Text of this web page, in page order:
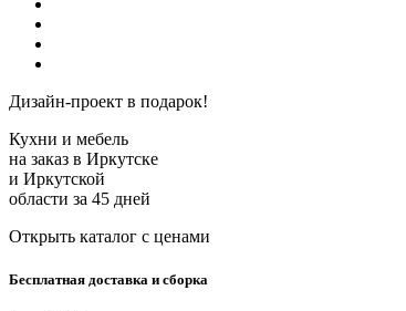
Дизайн-проект в подарок!
Кухни и мебель
на заказ в Иркутске
и Иркутской
области за 45 дней
Открыть каталог с ценами
Бесплатная доставка и сборка